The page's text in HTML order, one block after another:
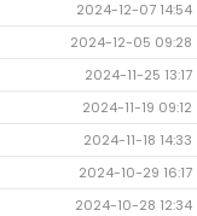
2024-12-07 14:54
2024-12-05 09:28
2024-11-25 13:17
2024-11-19 09:12
2024-11-18 14:33
2024-10-29 16:17
2024-10-28 12:34